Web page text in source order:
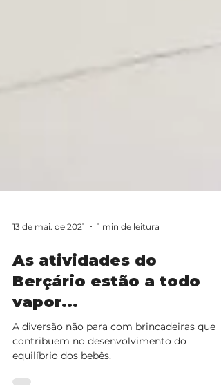
13 de mai. de 2021 1 min de leitura
As atividades do
Berçário estão a todo
vapor...
A diversão não para com brincadeiras que